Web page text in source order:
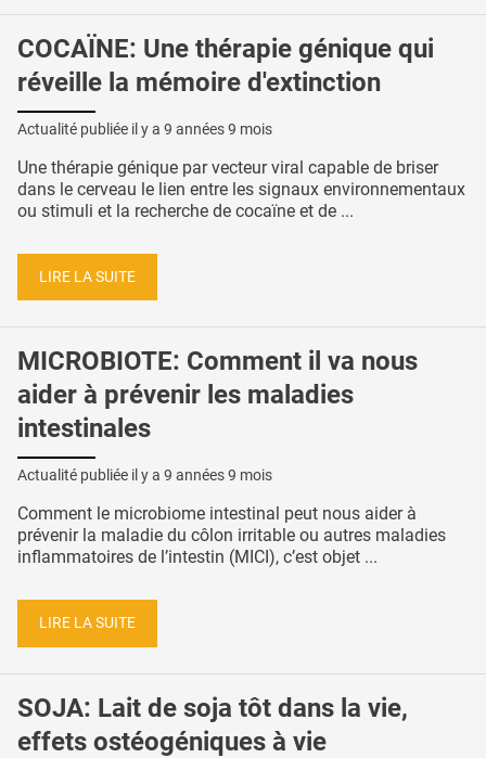
COCAÏNE: Une thérapie génique qui
réveille la mémoire d'extinction
Actualité publiée il y a 9 années 9 mois
Une thérapie génique par vecteur viral capable de briser
dans le cerveau le lien entre les signaux environnementaux
ou stimuli et la recherche de cocaïne et de ...
LIRE LA SUITE
MICROBIOTE: Comment il va nous
aider à prévenir les maladies
intestinales
Actualité publiée il y a 9 années 9 mois
Comment le microbiome intestinal peut nous aider à
prévenir la maladie du côlon irritable ou autres maladies
inflammatoires de l’intestin (MICI), c’est objet ...
LIRE LA SUITE
SOJA: Lait de soja tôt dans la vie,
effets ostéogéniques à vie